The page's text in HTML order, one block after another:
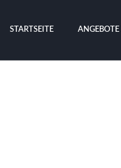
STARTSEITE ANGEBOTE